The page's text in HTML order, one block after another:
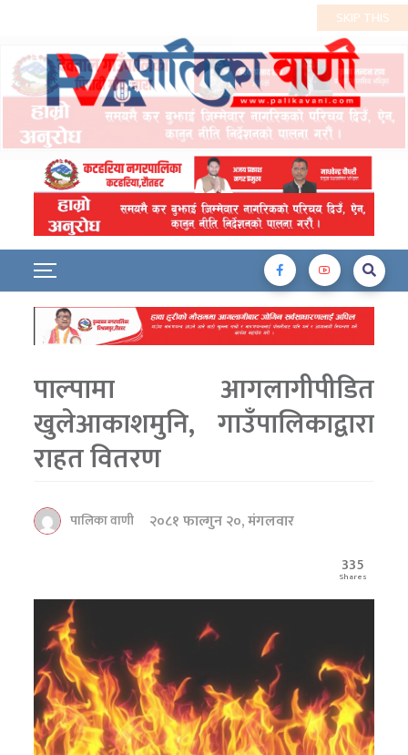
पाल्पामा आगलागीपीडित
खुलेआकाशमुनि, गाउँपालिकाद्वारा
राहत वितरण
पालिका वाणी
२०८१ फाल्गुन २०, मंगलवार
335
Shares